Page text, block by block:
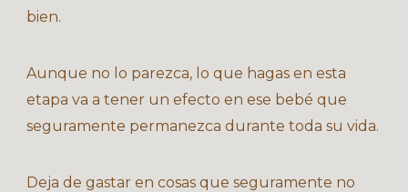
bien.
Aunque no lo parezca, lo que hagas en esta
etapa va a tener un efecto en ese bebé que
seguramente permanezca durante toda su vida.
Deja de gastar en cosas que seguramente no